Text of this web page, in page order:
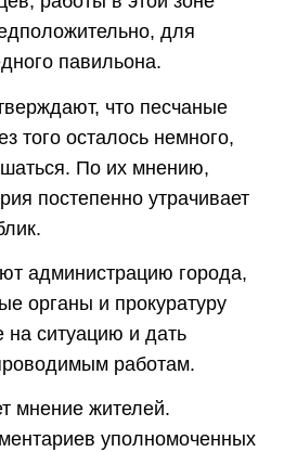
для
павильона.
что песчаные
того осталось немного,
По их мнению,
постепенно утрачивает
администрацию города,
органы и прокуратуру
на ситуацию и дать
работам.
мнение жителей.
уполномоченных